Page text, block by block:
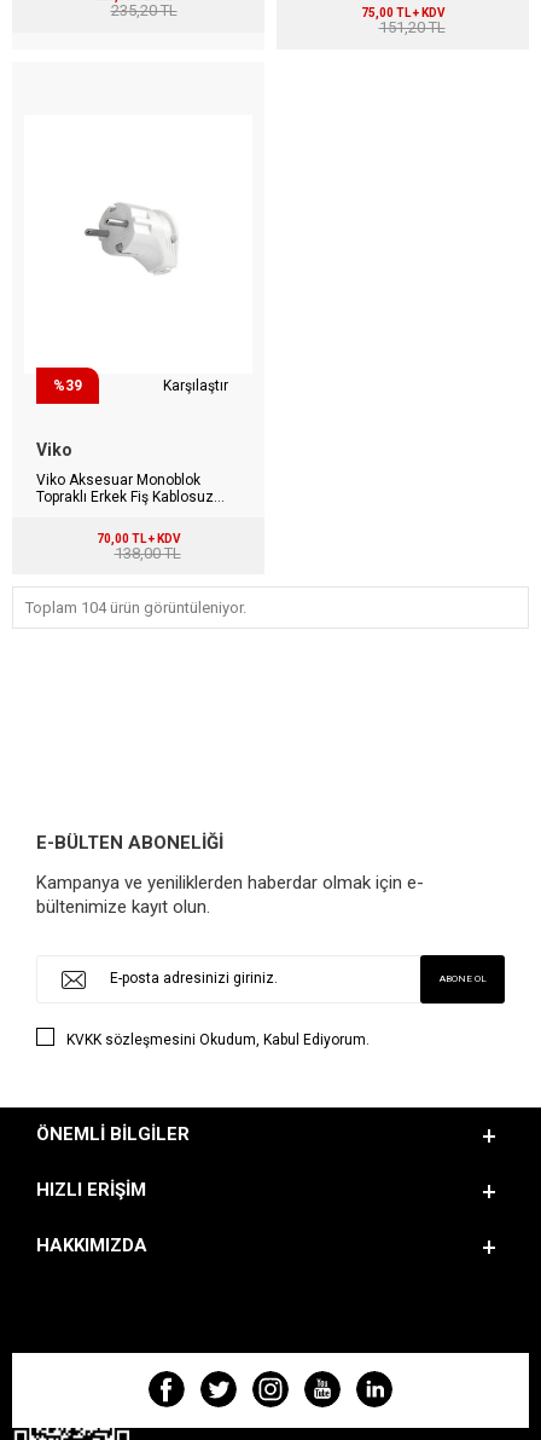
235,20 TL 75,00 TL + KDV
151,20 TL
%39 Karşılaştır
Viko
Viko Aksesuar Monoblok
Topraklı Erkek Fiş Kablosuz
70,00 TL + KDV
138,00 TL
Toplam 104 ürün görüntüleniyor.
E-BÜLTEN ABONELİĞİ
Kampanya ve yeniliklerden haberdar olmak için e-
bültenimize kayıt olun.
KVKK sözleşmesini Okudum, Kabul Ediyorum.
ÖNEMLI BILGILER
HIZLI ERIŞIM
HAKKIMIZDA